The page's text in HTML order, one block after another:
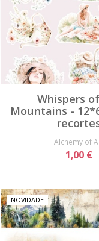
Whispers
Mountains -
Alchemy of
1,00 €
NOVIDADE